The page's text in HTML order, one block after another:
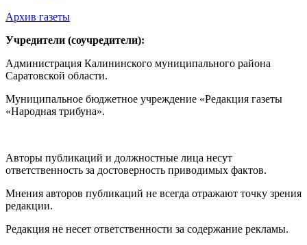
Архив газеты
Учредители (соучредители):
Администрация Калининского муниципального района
Саратовской области.
Муниципальное бюджетное учреждение «Редакция газеты
«Народная трибуна».
Авторы публикаций и должностные лица несут
ответственность за достоверность приводимых фактов.
Мнения авторов публикаций не всегда отражают точку зрения
редакции.
Редакция не несет ответственности за содержание рекламы.